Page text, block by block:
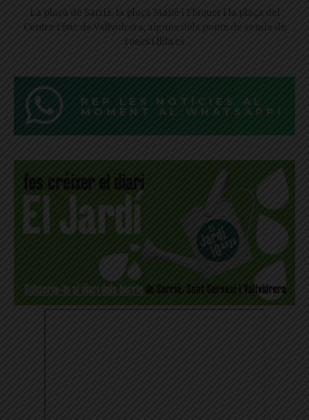
La plaça de Sarrià, la plaça Mañé i Flaquer i la plaça del
Centre Cívic de Vallvidrera, alguns dels punts de venda de
roses i llibres
REP LES NOTÍCIES AL
MOMENT AL WHATSAPP!